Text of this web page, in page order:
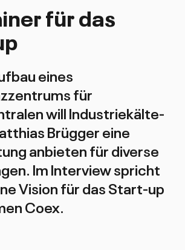
für das
eines
für
will Industriekälte-
Brügger eine
anbieten für diverse
Im Interview spricht
Vision für das Start-up
Coex.